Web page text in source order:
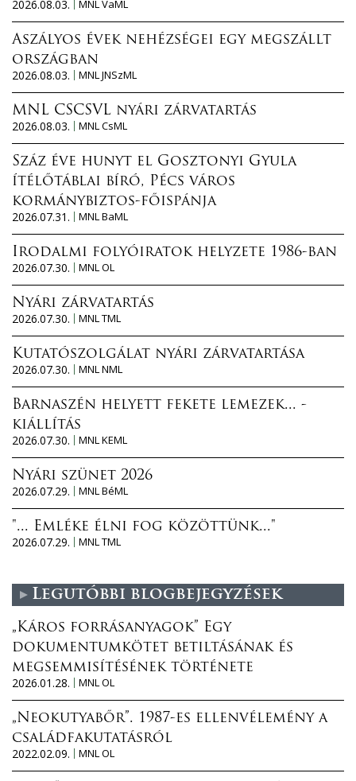
2026.08.03.
MNL VaML
Aszályos évek nehézségei egy megszállt
országban
2026.08.03.
MNL JNSzML
MNL CSCSVL nyári zárvatartás
2026.08.03.
MNL CsML
Száz éve hunyt el Gosztonyi Gyula
ítélőtáblai bíró, Pécs város
kormánybiztos-főispánja
2026.07.31.
MNL BaML
Irodalmi folyóiratok helyzete 1986-ban
2026.07.30.
MNL OL
Nyári zárvatartás
2026.07.30.
MNL TML
Kutatószolgálat nyári zárvatartása
2026.07.30.
MNL NML
Barnaszén helyett fekete lemezek... -
kiállítás
2026.07.30.
MNL KEML
Nyári szünet 2026
2026.07.29.
MNL BéML
"... Emléke élni fog közöttünk..."
2026.07.29.
MNL TML
Legutóbbi blogbejegyzések
„Káros forrásanyagok” Egy
dokumentumkötet betiltásának és
megsemmisítésének története
2026.01.28.
MNL OL
„Neokutyabőr”. 1987-es ellenvélemény a
családfakutatásról
2022.02.09.
MNL OL